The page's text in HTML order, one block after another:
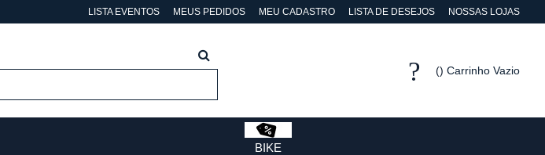
LISTA EVENTOS MEUS PEDIDOS MEU CADASTRO LISTA DE DESEJOS NOSSAS LOJAS
Carrinho Vazio
BIKE